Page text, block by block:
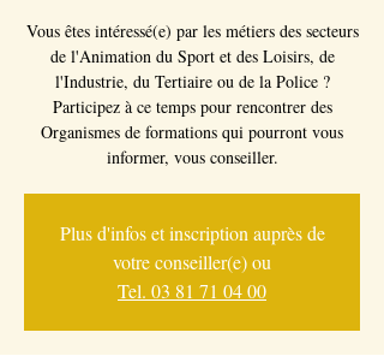
Vous êtes intéressé(e) par les métiers des secteurs
de l'Animation du Sport et des Loisirs, de
l'Industrie, du Tertiaire ou de la Police ?
Participez à ce temps pour rencontrer des
Organismes de formations qui pourront vous
informer, vous conseiller.
Plus d'infos et inscription auprès de
votre conseiller(e) ou
Tel. 03 81 71 04 00